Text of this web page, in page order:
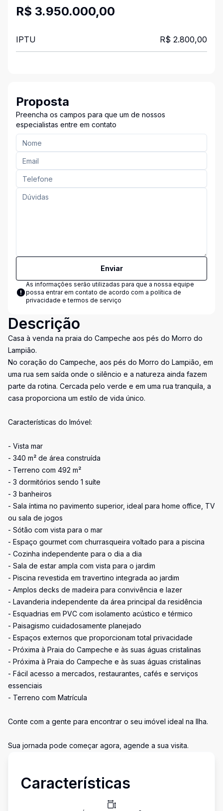
R$ 3.950.000,00
IPTU R$ 2.800,00
Proposta
Preencha os campos para que um de nossos
especialistas entre em contato
Enviar
As informações serão utilizadas para que a nossa equipe
possa entrar em contato de acordo com a política de
privacidade e termos de serviço
Descrição
Casa à venda na praia do Campeche aos pés do Morro do
Lampião.
No coração do Campeche, aos pés do Morro do Lampião, em
uma rua sem saída onde o silêncio e a natureza ainda fazem
parte da rotina. Cercada pelo verde e em uma rua tranquila, a
casa proporciona um estilo de vida único.
Características do Imóvel:
- Vista mar
- 340 m² de área construída
- Terreno com 492 m²
- 3 dormitórios sendo 1 suíte
- 3 banheiros
- Sala íntima no pavimento superior, ideal para home office, TV
ou sala de jogos
- Sótão com vista para o mar
- Espaço gourmet com churrasqueira voltado para a piscina
- Cozinha independente para o dia a dia
- Sala de estar ampla com vista para o jardim
- Piscina revestida em travertino integrada ao jardim
- Amplos decks de madeira para convivência e lazer
- Lavanderia independente da área principal da residência
- Esquadrias em PVC com isolamento acústico e térmico
- Paisagismo cuidadosamente planejado
- Espaços externos que proporcionam total privacidade
- Próxima à Praia do Campeche e às suas águas cristalinas
- Próxima à Praia do Campeche e às suas águas cristalinas
- Fácil acesso a mercados, restaurantes, cafés e serviços
essenciais
- Terreno com Matrícula
Conte com a gente para encontrar o seu imóvel ideal na Ilha.
Sua jornada pode começar agora, agende a sua visita.
Características